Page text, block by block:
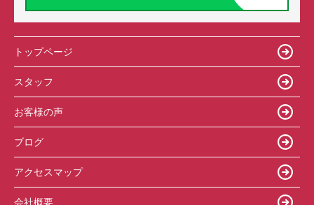
トップページ
スタッフ
お客様の声
ブログ
アクセスマップ
会社概要